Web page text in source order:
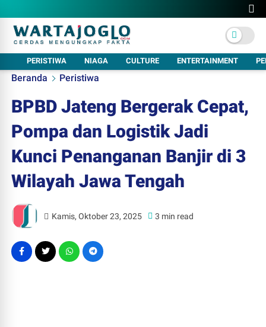
PERISTIWA NIAGA CULTURE ENTERTAINMENT
Beranda Peristiwa
BPBD Jateng Bergerak Cepat,
Pompa dan Logistik Jadi
Kunci Penanganan Banjir di 3
Wilayah Jawa Tengah
Kamis, Oktober 23, 2025 3 min read